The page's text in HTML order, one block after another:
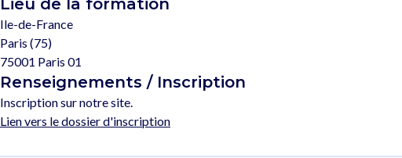
Lieu de la formation
Ile-de-France
Paris (75)
75001 Paris 01
Renseignements / Inscription
Inscription sur notre site.
Lien vers le dossier d'inscription